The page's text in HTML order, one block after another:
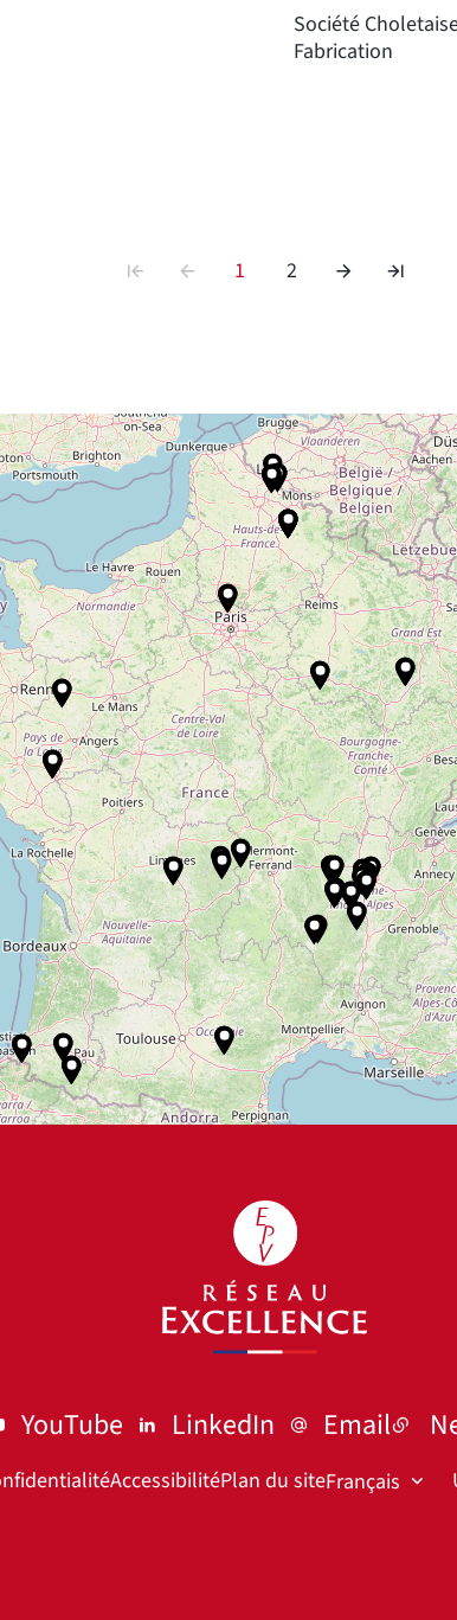
Société
Fabrication
1 2
Email
LinkedIn
YouTube
AccessibilitéPlan du siteFrançais